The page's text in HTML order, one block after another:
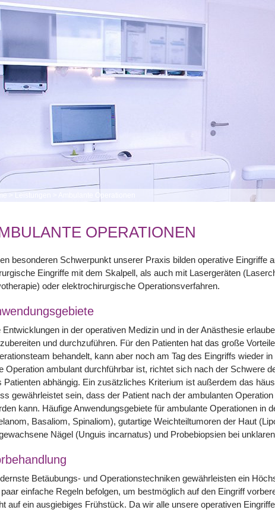
Ambulante Operationen
OPERATIONEN
besonderen Schwerpunkt unserer Praxis bilden operative Eingriffe
Eingriffe mit dem Skalpell, als auch mit Lasergeräten
oder elektrochirurgische Operationsverfahren.
Entwicklungen in der operativen Medizin und in der Anästhesie
und durchzuführen. Für den Patienten hat das große
behandelt, kann aber noch am Tag des Eingriffs wieder
Operation ambulant durchführbar ist, richtet sich nach der Schwere
Patienten abhängig. Ein zusätzliches Kriterium ist außerdem das
gewährleistet sein, dass der Patient nach der ambulanten
kann. Häufige Anwendungsgebiete für ambulante Operationen in
Basaliom, Spinaliom), gutartige Weichteiltumoren der Haut
Nägel (Unguis incarnatus) und Probebiopsien bei
Betäubungs- und Operationstechniken gewährleisten ein
einfache Regeln befolgen, um bestmöglich auf den Eingriff
auf ein ausgiebiges Frühstück. Da wir alle unsere operativen